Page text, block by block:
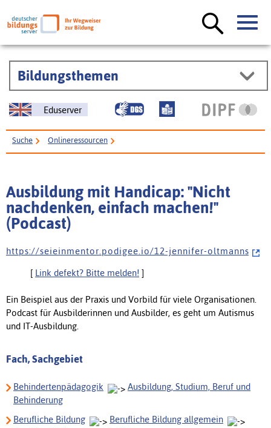
Bildungsthemen
Eduserver
Suche Onlineressourcen
Ausbildung mit Handicap: "Nicht
nachdenken, einfach machen!"
(Podcast)
h t t p s : / / s e i e i n m e n t o r . p o d i g e e . i o / 1 2 - j e n n i f e r - o l t m a n n s
[ Link defekt? Bitte melden! ]
Ein Beispiel aus der Praxis und Vorbild für viele Organisationen.
Podcast für Ausbilderinnen und Ausbilder, es geht um Autismus
und IT-Ausbildung.
Fach, Sachgebiet
Behindertenpädagogik
Ausbildung, Studium, Beruf und
Behinderung
Berufliche Bildung
Berufliche Bildung allgemein